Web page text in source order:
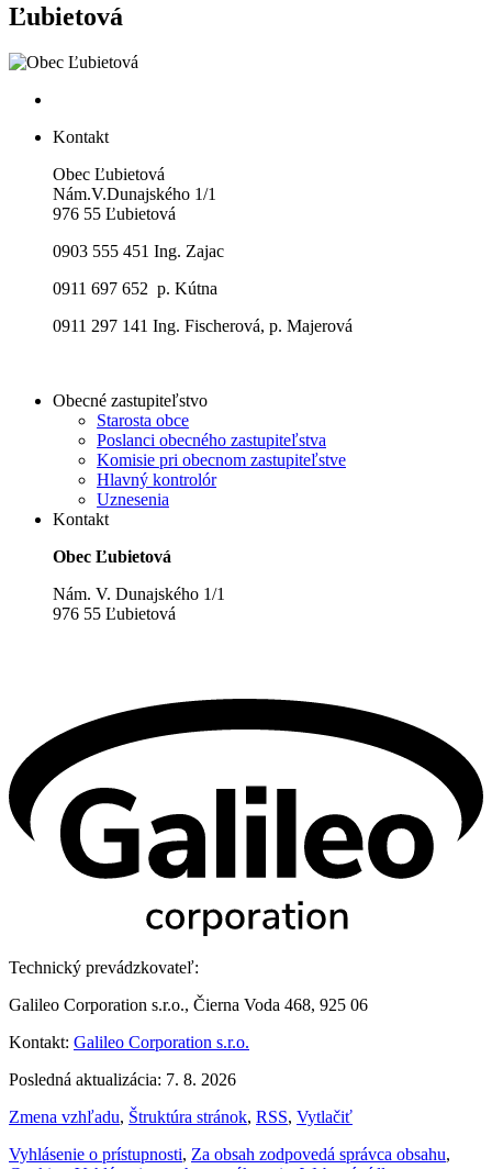
Ľubietová
Kontakt
Obec Ľubietová
Nám.V.Dunajského 1/1
976 55 Ľubietová
0903 555 451 Ing. Zajac
0911 697 652 p. Kútna
0911 297 141 Ing. Fischerová, p. Majerová
Obecné zastupiteľstvo
Starosta obce
Poslanci obecného zastupiteľstva
Komisie pri obecnom zastupiteľstve
Hlavný kontrolór
Uznesenia
Kontakt
Obec Ľubietová
Nám. V. Dunajského 1/1
976 55 Ľubietová
Technický prevádzkovateľ:
Galileo Corporation s.r.o., Čierna Voda 468, 925 06
Kontakt: Galileo Corporation s.r.o.
Posledná aktualizácia: 7. 8. 2026
Zmena vzhľadu, Štruktúra stránok, RSS, Vytlačiť
Vyhlásenie o prístupnosti, Za obsah zodpovedá správca obsahu,